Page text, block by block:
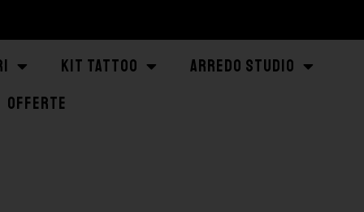
KIT TATTOO
ARREDO STUDIO
OFFERTE